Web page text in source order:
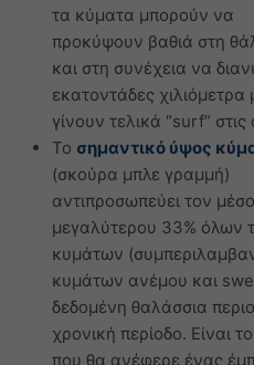
τα κύματα μπορούν να
προκύψουν βαθιά στη
και στη συνέχεια να
εκατοντάδες χιλιόμετρα
γίνουν τελικά “surf” στις
Το σημαντικό ύψος
(σκούρα μπλε γραμμή)
αντιπροσωπεύει τον
μεγαλύτερου 33% όλων
κυμάτων
κυμάτων ανέμου και
δεδομένη θαλάσσια
χρονική περίοδο. Είναι
που θα ανέφερε ένας